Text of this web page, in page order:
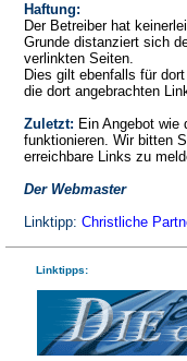
Haftung:
Der Betreiber hat
Grunde distanziert sich
verlinkten Seiten.
Dies gilt ebenfalls für
die dort angebrachten
Zuletzt: Ein Angebot wie
funktionieren. Wir bitten
erreichbare Links zu
Der Webmaster
Linktipp: Christliche
Linktipps: